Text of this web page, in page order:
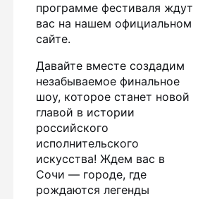
программе фестиваля ждут
вас на нашем официальном
сайте.
Давайте вместе создадим
незабываемое финальное
шоу, которое станет новой
главой в истории
российского
исполнительского
искусства! Ждем вас в
Сочи — городе, где
рождаются легенды